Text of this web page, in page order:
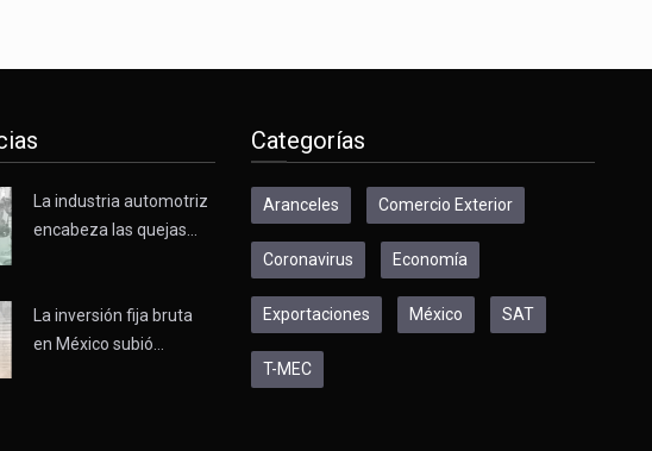
La industria automotriz
encabeza las quejas…
La inversión fija bruta
en México subió…
Categorías
Aranceles Comercio Exterior
Coronavirus Economía
Exportaciones México SAT
T-MEC